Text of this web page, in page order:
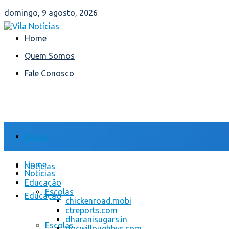
domingo, 9 agosto, 2026
Home
Quem Somos
Fale Conosco
Home
Notícias
Educação
Escolas
Home
Notícias
Educação
Escolas
chickenroad.mobi
ctreports.com
dharanisugars.in